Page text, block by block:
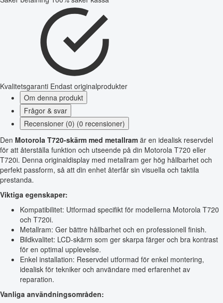
Kvalitetsgaranti Endast originalprodukter
Om denna produkt
Frågor & svar
Recensioner (0) (0 recensioner)
Den Motorola T720-skärm med metallram är en idealisk reservdel
för att återställa funktion och utseende på din Motorola T720 eller
T720i. Denna originaldisplay med metallram ger hög hållbarhet och
perfekt passform, så att din enhet återfår sin visuella och taktila
prestanda.
Viktiga egenskaper:
Kompatibilitet: Utformad specifikt för modellerna Motorola T720
och T720i.
Metallram: Ger bättre hållbarhet och en professionell finish.
Bildkvalitet: LCD-skärm som ger skarpa färger och bra kontrast
för en optimal upplevelse.
Enkel installation: Reservdel utformad för enkel montering,
idealisk för tekniker och användare med erfarenhet av
reparation.
Vanliga användningsområden: